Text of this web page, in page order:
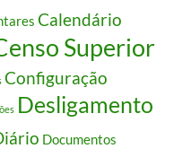
Calendário
Superior
Configuração
Desligamento
Documentos